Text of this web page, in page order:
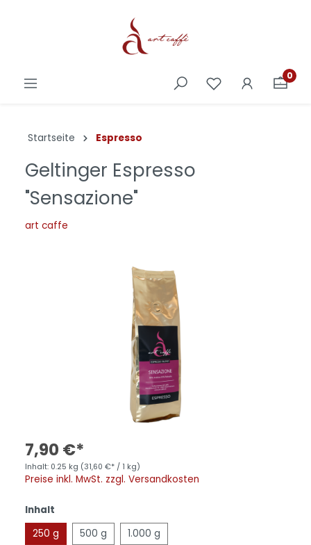
0
Startseite Espresso
Geltinger Espresso
"Sensazione"
art caffe
7,90 €*
Inhalt: 0.25 kg (31,60 €* / 1 kg)
Preise inkl. MwSt. zzgl. Versandkosten
Inhalt
250 g
500 g 1.000 g